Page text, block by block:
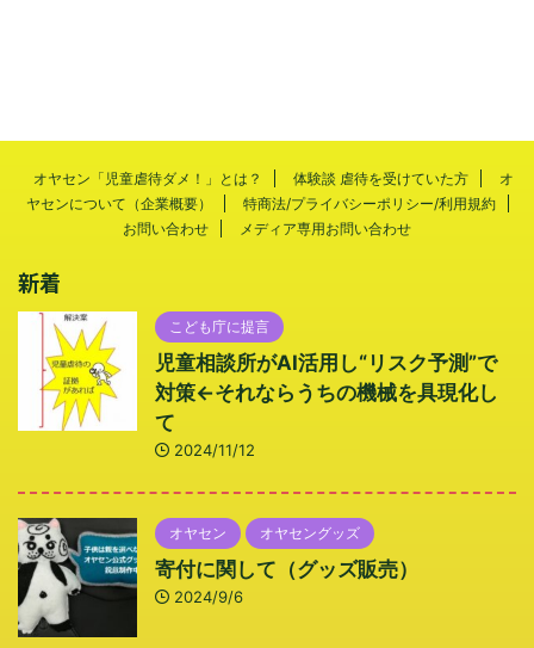
オヤセン「児童虐待ダメ！」とは？ 体験談 虐待を受けていた方
オ
ヤセンについて（企業概要）
特商法/プライバシーポリシー/利用規約
お問い合わせ
メディア専用お問い合わせ
新着
こども庁に提言
児童相談所がAI活用し“リスク予測”で
対策←それならうちの機械を具現化し
て
2024/11/12
オヤセン オヤセングッズ
寄付に関して（グッズ販売）
2024/9/6